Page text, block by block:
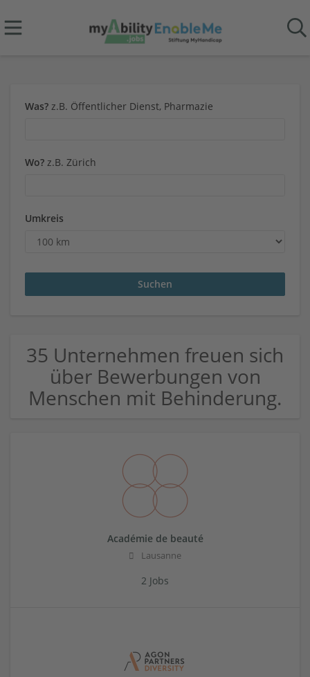
Was? z.B. Öffentlicher Dienst, Pharmazie
Wo? z.B. Zürich
Umkreis
35 Unternehmen freuen sich
über Bewerbungen von
Menschen mit Behinderung.
Académie de beauté
Lausanne
2 Jobs